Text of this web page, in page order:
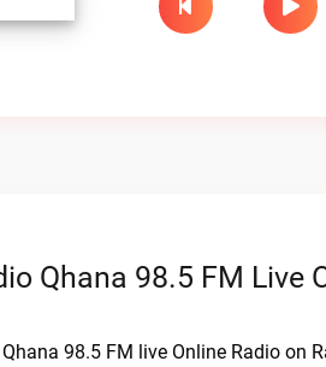
Qhana 98.5 FM Live
98.5 FM live Online Radio on